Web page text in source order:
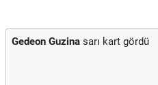
Gedeon Guzina sarı kart gördü